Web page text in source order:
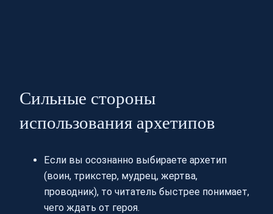
Сильные стороны
использования архетипов
Если вы осознанно выбираете архетип
(воин, трикстер, мудрец, жертва,
проводник), то читатель быстрее понимает,
чего ждать от героя.